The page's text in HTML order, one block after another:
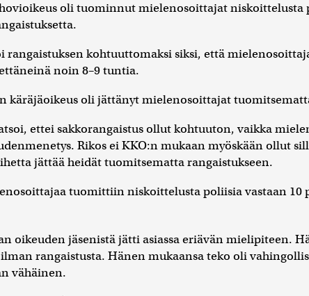
oli tuominnut mielenosoittajat niskoittelusta
rangaistuksen kohtuuttomaksi siksi, että
noin 8–9 tuntia.
käräjäoikeus oli jättänyt mielenosoittajat
ettei sakkorangaistus ollut kohtuuton, vaikka
Rikos ei KKO:n mukaan myöskään ollut
jättää heidät tuomitsematta rangaistukseen.
tuomittiin niskoittelusta poliisia vastaan 10
oikeuden jäsenistä jätti asiassa eriävän mielipiteen.
rangaistusta. Hänen mukaansa teko oli
vähäinen.